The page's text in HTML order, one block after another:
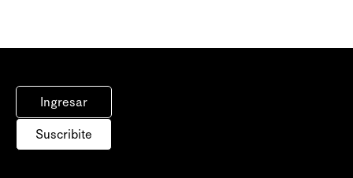
Ingresar
Suscribite